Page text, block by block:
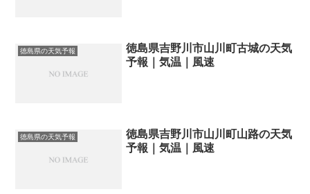
徳島県の天気予報
徳島県吉野川市山川町古城の天気
予報｜気温｜風速
徳島県の天気予報
徳島県吉野川市山川町山路の天気
予報｜気温｜風速